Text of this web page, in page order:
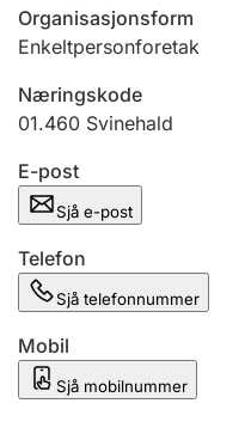
Organisasjonsform
Enkeltpersonforetak
Næringskode
01.460 Svinehald
E-post
Sjå e-post
Telefon
Sjå telefonnummer
Mobil
Sjå mobilnummer